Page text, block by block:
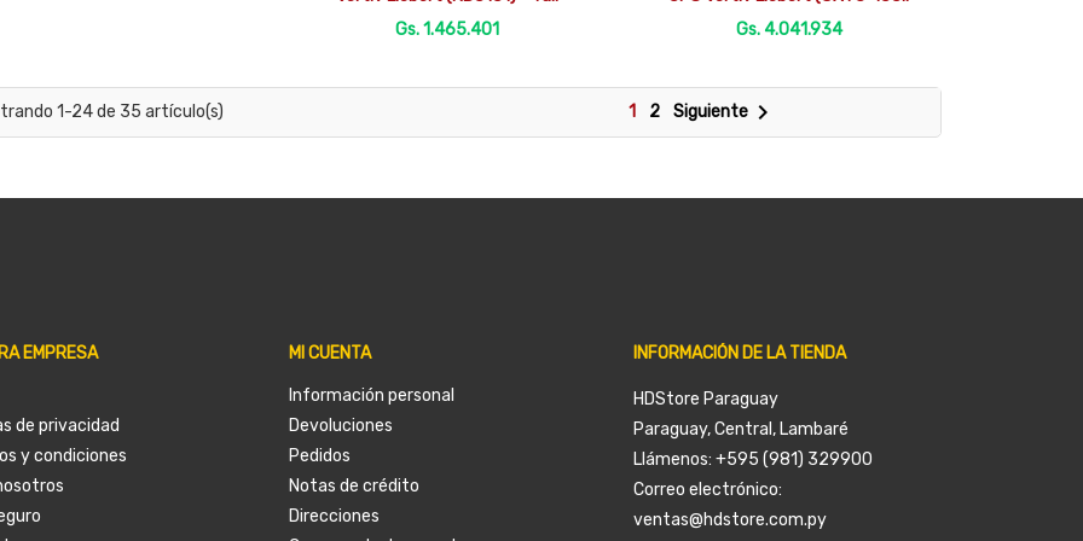
Gs. 1.465.401
Gs. 4.041.934
1-24 de 35 artículo(s) 1 2 Siguiente 
EMPRESA
de privacidad
y condiciones
MI CUENTA
Información personal
Devoluciones
Pedidos
Notas de crédito
Direcciones
INFORMACIÓN DE LA TIENDA
HDStore Paraguay
Paraguay, Central, Lambaré
Llámenos: +595 (981) 329900
Correo electrónico:
ventas@hdstore.com.py